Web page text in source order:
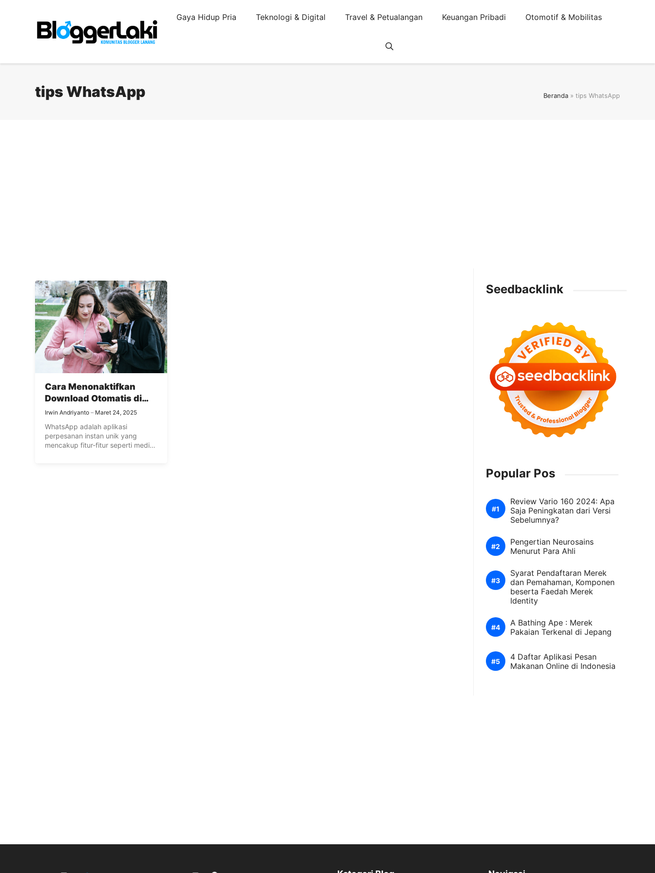
Gaya Hidup Pria Teknologi & Digital Travel & Petualangan Keuangan Pribadi Otomotif & Mobilitas
tips WhatsApp Beranda » tips WhatsApp
Cara Menonaktifkan
Download Otomatis di
WhatsApp
Irwin Andriyanto Maret 24, 2025
WhatsApp adalah aplikasi
perpesanan instan unik yang
mencakup fitur-fitur seperti media
Seedbacklink
Popular Pos
Review Vario 160 2024: Apa
Saja Peningkatan dari Versi
Sebelumnya?
Pengertian Neurosains
Menurut Para Ahli
Syarat Pendaftaran Merek
dan Pemahaman, Komponen
beserta Faedah Merek
Identity
A Bathing Ape : Merek
Pakaian Terkenal di Jepang
4 Daftar Aplikasi Pesan
Makanan Online di Indonesia